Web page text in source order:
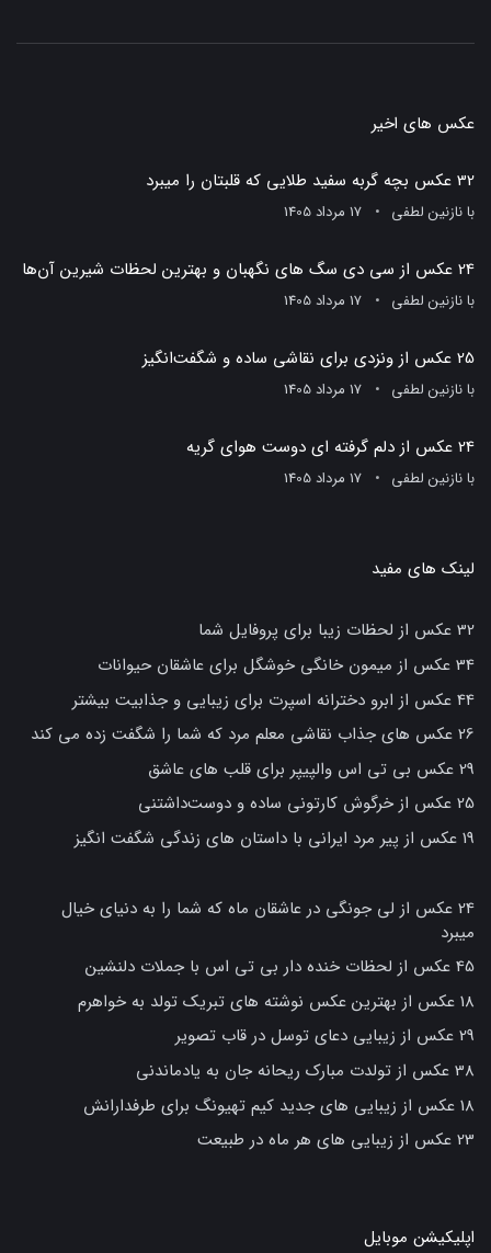
عکس های اخیر
32 عکس بچه گربه سفید طلایی که قلبتان را میبرد
بانازنین لطفی 17 مرداد 1405
24 عکس از سی دی سگ های نگهبان و بهترین لحظات شیرین آن‌ها
بانازنین لطفی 17 مرداد 1405
25 عکس از ونزدی برای نقاشی ساده و شگفت‌انگیز
بانازنین لطفی 17 مرداد 1405
24 عکس از دلم گرفته ای دوست هوای گریه
بانازنین لطفی 17 مرداد 1405
لینک های مفید
32 عکس از لحظات زیبا برای پروفایل شما
34 عکس از میمون خانگی خوشگل برای عاشقان حیوانات
44 عکس از ابرو دخترانه اسپرت برای زیبایی و جذابیت بیشتر
26 عکس های جذاب نقاشی معلم مرد که شما را شگفت زده می کند
29 عکس بی تی اس والپیپر برای قلب های عاشق
25 عکس از خرگوش کارتونی ساده و دوست‌داشتنی
19 عکس از پیر مرد ایرانی با داستان های زندگی شگفت انگیز
24 عکس از لی جونگی در عاشقان ماه که شما را به دنیای خیال
میبرد
45 عکس از لحظات خنده دار بی تی اس با جملات دلنشین
18 عکس از بهترین عکس نوشته های تبریک تولد به خواهرم
29 عکس از زیبایی دعای توسل در قاب تصویر
38 عکس از تولدت مبارک ریحانه جان به یادماندنی
18 عکس از زیبایی های جدید کیم تهیونگ برای طرفدارانش
23 عکس از زیبایی های هر ماه در طبیعت
اپلیکیشن موبایل